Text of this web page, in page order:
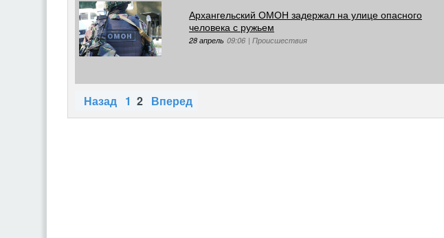
Архангельский ОМОН задержал на улице опасного
человека с ружьем
28 апрель 09:06 | Происшествия
Назад 1 2 Вперед